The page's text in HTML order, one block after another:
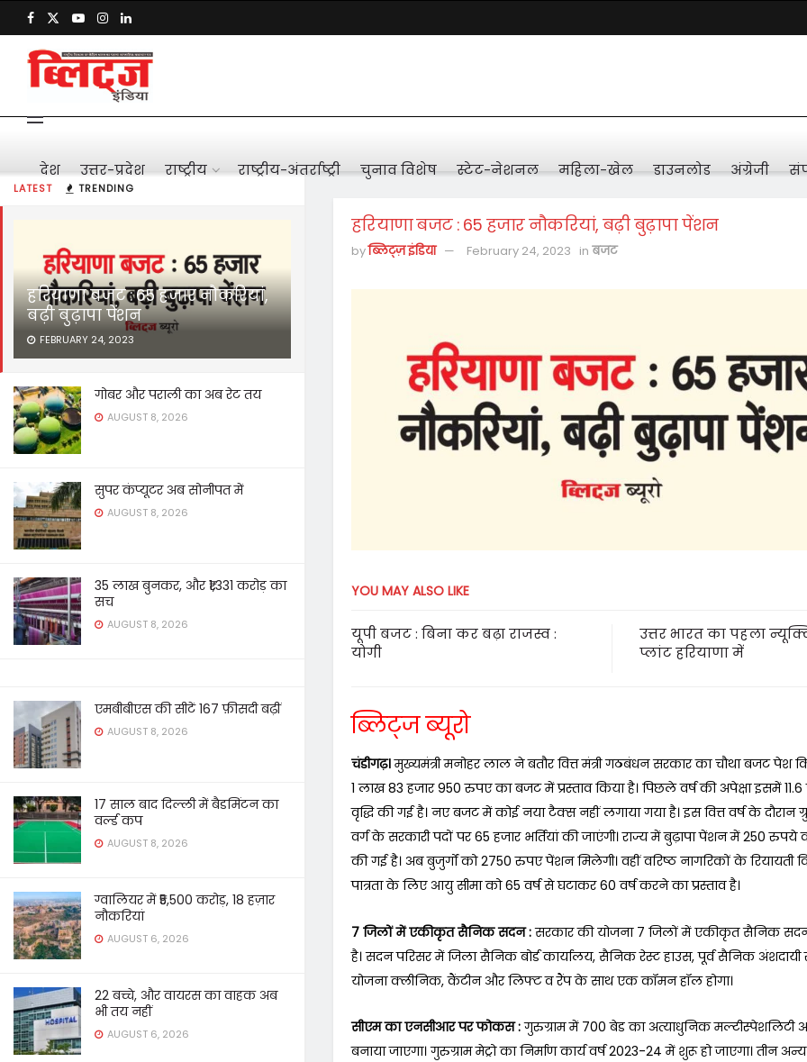
LATEST TRENDING
हरियाणा बजट : 65 हजार नौकरियां,
बढ़ी बुढ़ापा पेंशन
FEBRUARY 24, 2023
गोबर और पराली का अब रेट तय
AUGUST 8, 2026
सुपर कंप्यूटर अब सोनीपत में
AUGUST 8, 2026
35 लाख बुनकर, और ₹1,331 करोड़ का
सच
AUGUST 8, 2026
एमबीबीएस की सीटें 167 फ़ीसदी बढ़ीं
AUGUST 8, 2026
17 साल बाद दिल्ली में बैडमिंटन का
वर्ल्ड कप
AUGUST 8, 2026
ग्वालियर में ₹5,500 करोड़, 18 हज़ार
नौकरियां
AUGUST 6, 2026
22 बच्चे, और वायरस का वाहक अब
भी तय नहीं
AUGUST 6, 2026
देश उत्तर-प्रदेश राष्ट्रीय राष्ट्रीय-अंतर्राष्ट्री चुनाव विशेष स्टेट-नेशनल महिला-खेल डाउनलोड अंग्रेजी
हरियाणा बजट : 65 हजार नौकरियां, बढ़ी बुढ़ापा पेंशन
byब्लिट्ज़ इंडिया February 24, 2023 in बजट
YOU MAY ALSO LIKE
यूपी बजट : बिना कर बढ़ा राजस्व :
योगी
उत्तर भारत का पहला
प्लांट हरियाणा में
ब्लिट्ज ब्यूरो
चंडीगढ़।मुख्यमंत्री मनोहर लाल ने बतौर वित्त मंत्री गठबंधन सरकार का चौथा बजट पेश
1 लाख 83 हजार 950 रुपए का बजट में प्रस्ताव किया है। पिछले वर्ष की अपेक्षा इसमें 11.6
वृद्धि की गई है। नए बजट में कोई नया टैक्स नहीं लगाया गया है। इस वित्त वर्ष के दौरान
वर्ग के सरकारी पदों पर 65 हजार भर्तियां की जाएंगी। राज्य में बुढ़ापा पेंशन में 250 रुपये
की गई है। अब बुजुर्गों को 2750 रुपए पेंशन मिलेगी। वहीं वरिष्ठ नागरिकों के रियायती
पात्रता के लिए आयु सीमा को 65 वर्ष से घटाकर 60 वर्ष करने का प्रस्ताव है।
7 जिलों में एकीकृत सैनिक सदन :सरकार की योजना 7 जिलों में एकीकृत सैनिक
है। सदन परिसर में जिला सैनिक बोर्ड कार्यालय, सैनिक रेस्ट हाउस, पूर्व सैनिक अंशदायी
योजना क्लीनिक, कैंटीन और लिफ्ट व रैंप के साथ एक कॉमन हॉल होगा।
सीएम का एनसीआर पर फोकस :गुरुग्राम में 700 बेड का अत्याधुनिक मल्टीस्पेशलिटी
बनाया जाएगा। गुरुग्राम मेट्रो का निर्माण कार्य वर्ष 2023-24 में शुरू हो जाएगा। तीन